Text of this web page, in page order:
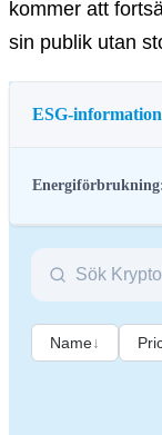
kommer att
sin publik utan
ESG-information
ESG-reglering
kryptobranschen till
Namn
Name↓